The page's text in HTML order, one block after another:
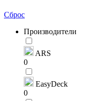
Сброс
Производители
ARS
0
EasyDeck
0